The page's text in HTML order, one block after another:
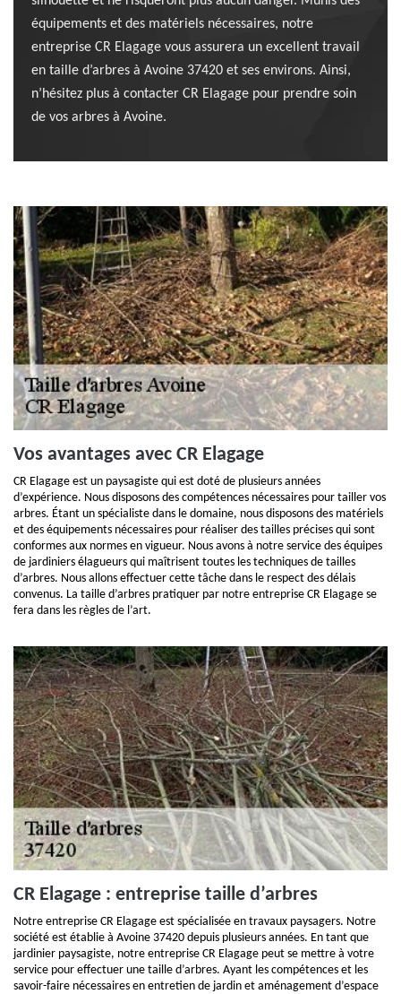
équipements et des matériels nécessaires, notre
entreprise CR Elagage vous assurera un excellent travail
en taille d’arbres à Avoine 37420 et ses environs. Ainsi,
n’hésitez plus à contacter CR Elagage pour prendre soin
de vos arbres à Avoine.
Vos avantages avec CR Elagage
CR Elagage est un paysagiste qui est doté de plusieurs années
d’expérience. Nous disposons des compétences nécessaires pour tailler vos
arbres. Étant un spécialiste dans le domaine, nous disposons des matériels
et des équipements nécessaires pour réaliser des tailles précises qui sont
conformes aux normes en vigueur. Nous avons à notre service des équipes
de jardiniers élagueurs qui maîtrisent toutes les techniques de tailles
d’arbres. Nous allons effectuer cette tâche dans le respect des délais
convenus. La taille d’arbres pratiquer par notre entreprise CR Elagage se
fera dans les règles de l’art.
CR Elagage : entreprise taille d’arbres
Notre entreprise CR Elagage est spécialisée en travaux paysagers. Notre
société est établie à Avoine 37420 depuis plusieurs années. En tant que
jardinier paysagiste, notre entreprise CR Elagage peut se mettre à votre
service pour effectuer une taille d’arbres. Ayant les compétences et les
savoir-faire nécessaires en entretien de jardin et aménagement d’espace